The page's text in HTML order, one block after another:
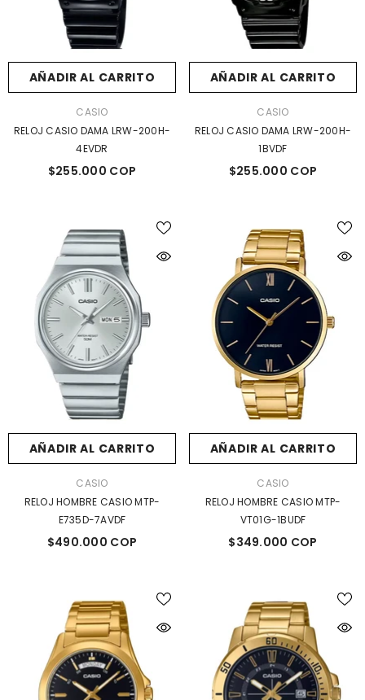
AÑADIR AL CARRITO
CASIO
RELOJ CASIO DAMA LRW-200H-
4EVDR
$255.000 COP
AÑADIR AL CARRITO
CASIO
RELOJ CASIO DAMA LRW-200H-
1BVDF
$255.000 COP
AÑADIR AL CARRITO
CASIO
RELOJ HOMBRE CASIO MTP-
E735D-7AVDF
$490.000 COP
AÑADIR AL CARRITO
CASIO
RELOJ HOMBRE CASIO MTP-
VT01G-1BUDF
$349.000 COP